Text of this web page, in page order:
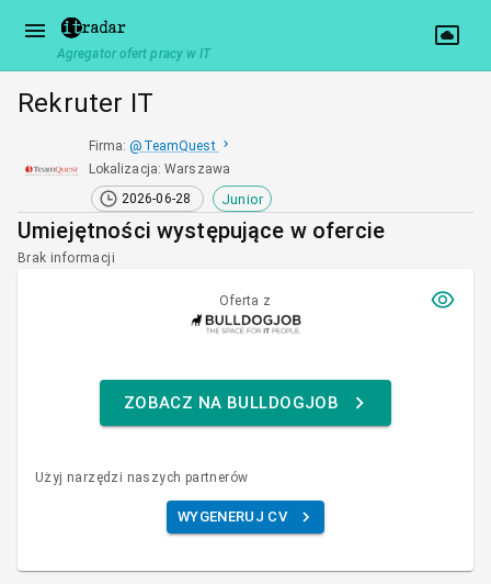
Agregator ofert pracy w IT
Rekruter IT
Firma: @ TeamQuest
Lokalizacja:Warszawa
2026-06-28
Junior
Umiejętności występujące w ofercie
Brak informacji
Oferta z
ZOBACZ NA BULLDOGJOB
Użyj narzędzi naszych partnerów
WYGENERUJ CV